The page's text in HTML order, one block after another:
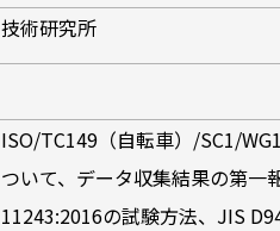
技術研究所
ISO/TC149（自転車）/SC1/
ついて、データ収集結果の第一
11243:2016の試験方法、JIS